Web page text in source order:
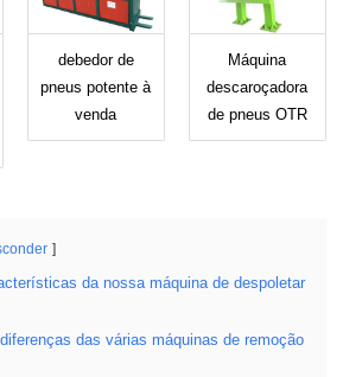
debedor de
pneus potente à
venda
Máquina
descaroçadora
de pneus OTR
da nossa máquina de despoletar
das várias máquinas de remoção